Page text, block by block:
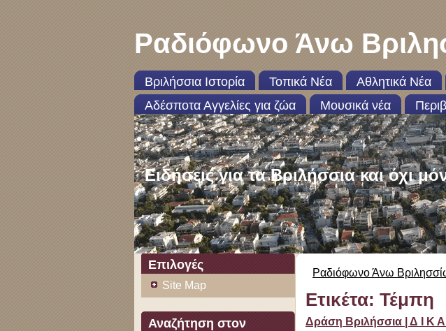
Ραδιόφωνο Άνω
Βριλήσσια Ιστορία Τοπικά Νέα Αθλητικά Νέα
Αδέσποτα Αγγελίες για ζώα
Μουσικά νέα
Ειδήσεις για τα Βριλήσσια και όχι
Επιλογές
Site Map
Αναζήτηση στον
Ραδιόφωνο Άνω
Ετικέτα: Τέμπη
Δράση Βριλήσσια | Δ Ι Κ